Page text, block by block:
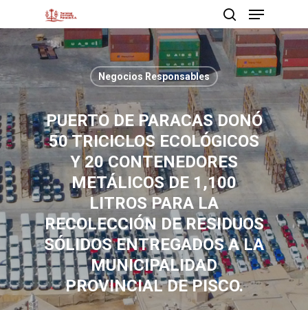
Presione enter para buscar o ESC para cerrar
Negocios Responsables
PUERTO DE PARACAS DONÓ
50 TRICICLOS ECOLÓGICOS
Y 20 CONTENEDORES
METÁLICOS DE 1,100
LITROS PARA LA
RECOLECCIÓN DE RESIDUOS
SÓLIDOS ENTREGADOS A LA
MUNICIPALIDAD
PROVINCIAL DE PISCO.